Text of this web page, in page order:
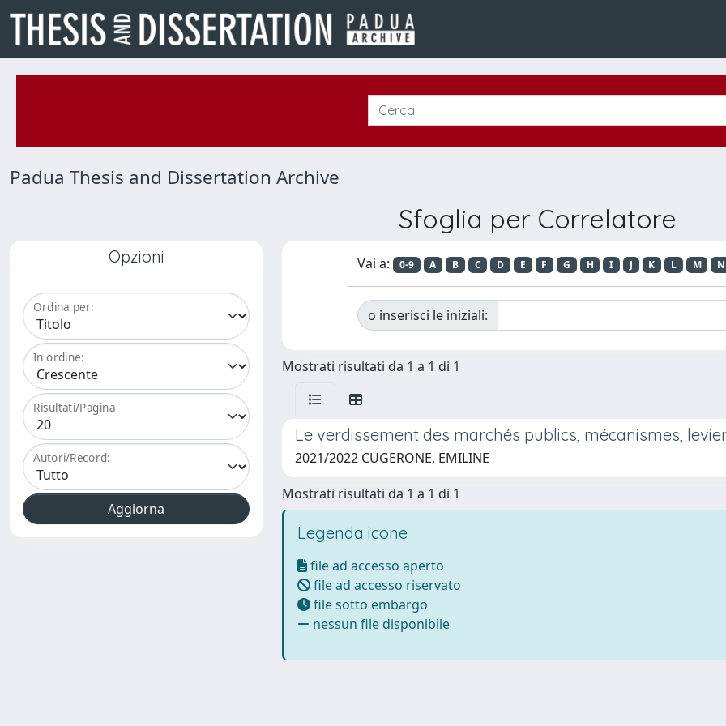
Padua Thesis and Dissertation Archive
Sfoglia per Correlatore
Opzioni
Ordina per:
In ordine:
Risultati/Pagina
Autori/Record:
Vai a: 0-9 A B C D E F G H I J K L M N
o inserisci le iniziali:
Mostrati risultati da 1 a 1 di 1
Le verdissement des marchés publics, mécanismes,
2021/2022 CUGERONE, EMILINE
Mostrati risultati da 1 a 1 di 1
Legenda icone
file ad accesso aperto
file ad accesso riservato
file sotto embargo
nessun file disponibile